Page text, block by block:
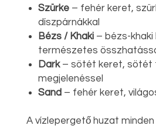
Szürke – fehér keret,
díszpárnákkal
Bézs / Khaki – bézs-
természetes
Dark– sötét keret, sötét
megjelenéssel
Sand – fehér keret,
A vízlepergető huzat